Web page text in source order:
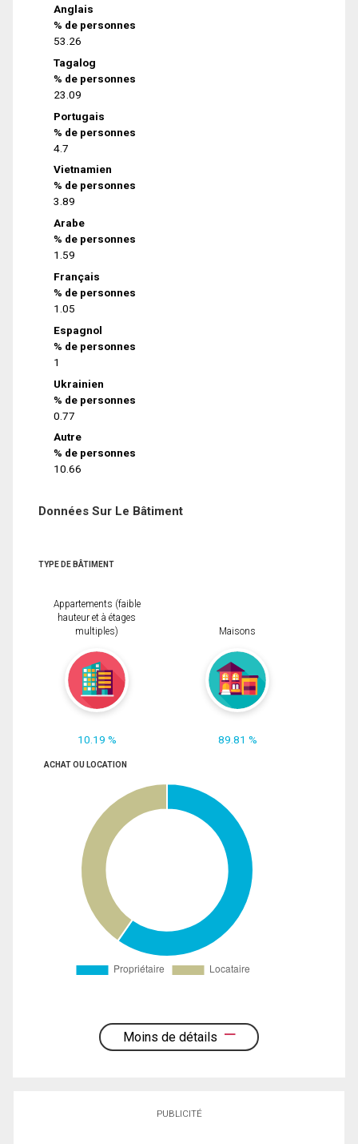
Anglais
% de personnes
53.26
Tagalog
% de personnes
23.09
Portugais
% de personnes
4.7
Vietnamien
% de personnes
3.89
Arabe
% de personnes
1.59
Français
% de personnes
1.05
Espagnol
% de personnes
1
Ukrainien
% de personnes
0.77
Autre
% de personnes
10.66
Données Sur Le Bâtiment
TYPE DE BÂTIMENT
Appartements (faible
hauteur et à étages
multiples)
10.19 %
Maisons
89.81 %
ACHAT OU LOCATION
Moins de détails
PUBLICITÉ